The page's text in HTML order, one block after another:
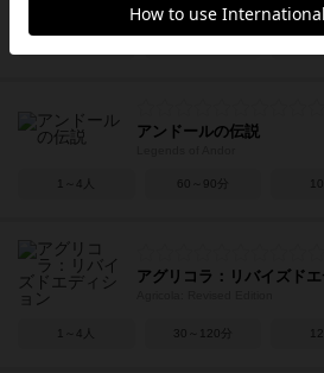
Fuji
アンドールの伝説
1～4人 60～90分
アグリコラ：リバイズド
1～4人 30～120分